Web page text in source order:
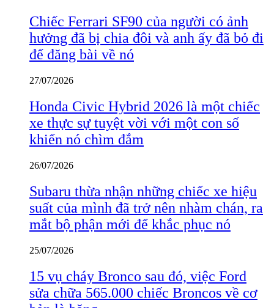
Chiếc Ferrari SF90 của người có ảnh
hưởng đã bị chia đôi và anh ấy đã bỏ đi
để đăng bài về nó
27/07/2026
Honda Civic Hybrid 2026 là một chiếc
xe thực sự tuyệt vời với một con số
khiến nó chìm đắm
26/07/2026
Subaru thừa nhận những chiếc xe hiệu
suất của mình đã trở nên nhàm chán, ra
mắt bộ phận mới để khắc phục nó
25/07/2026
15 vụ cháy Bronco sau đó, việc Ford
sửa chữa 565.000 chiếc Broncos về cơ